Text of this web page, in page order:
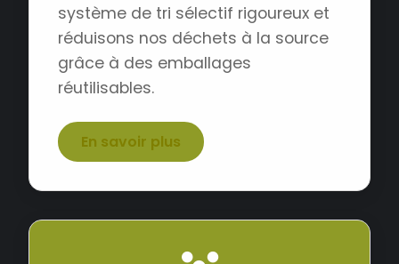
système de tri sélectif rigoureux et
réduisons nos déchets à la source
grâce à des emballages
réutilisables.
En savoir plus